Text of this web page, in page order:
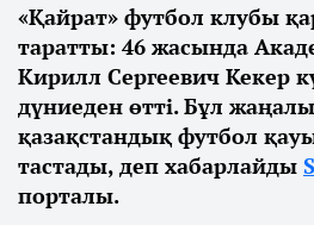
«Қайрат» футбол клубы
таратты: 46 жасында
Кирилл Сергеевич Кекер
дүниеден өтті. Бұл
қазақстандық футбол
тастады, деп хабарлайды
порталы.